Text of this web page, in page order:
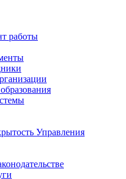
работы
Управления